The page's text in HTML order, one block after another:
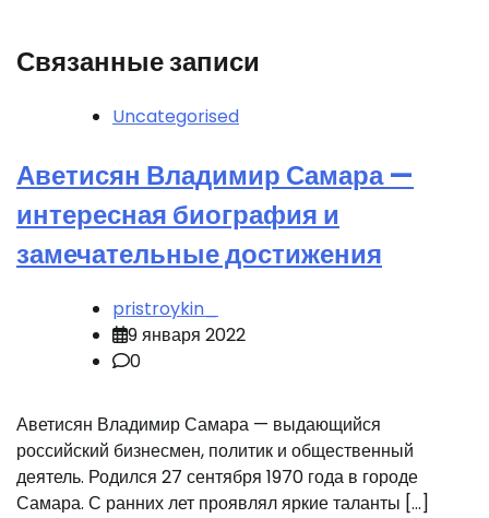
Связанные записи
Uncategorised
Аветисян Владимир Самара —
интересная биография и
замечательные достижения
pristroykin_
9 января 2022
0
Аветисян Владимир Самара — выдающийся
российский бизнесмен, политик и общественный
деятель. Родился 27 сентября 1970 года в городе
Самара. С ранних лет проявлял яркие таланты […]